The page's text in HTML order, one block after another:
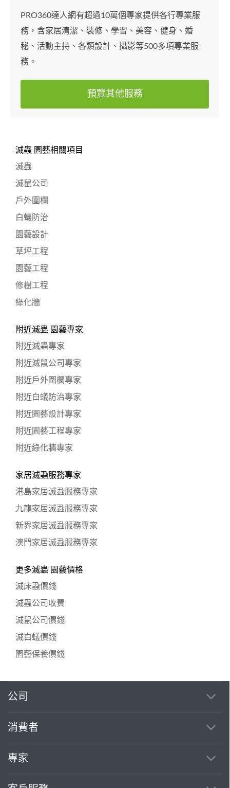
PRO360達人網有超過10萬個專家提供各行專業服
務，含家居清潔、裝修、學習、美容、健身、婚
秘、活動主持、各類設計、攝影等500多項專業服
務。
預覽其他服務
滅蟲 園藝相關項目
滅蟲
滅鼠公司
戶外圍欄
白蟻防治
園藝設計
草坪工程
園藝工程
修樹工程
綠化牆
附近滅蟲 園藝專家
附近滅蟲專家
附近滅鼠公司專家
附近戶外圍欄專家
附近白蟻防治專家
附近園藝設計專家
附近園藝工程專家
附近綠化牆專家
家居滅蝨服務專家
港島家居滅蝨服務專家
九龍家居滅蝨服務專家
新界家居滅蝨服務專家
澳門家居滅蝨服務專家
更多滅蟲 園藝價格
滅床蝨價錢
滅蟲公司收費
滅鼠公司價錢
滅白蟻價錢
園藝保養價錢
公司
消費者
專家